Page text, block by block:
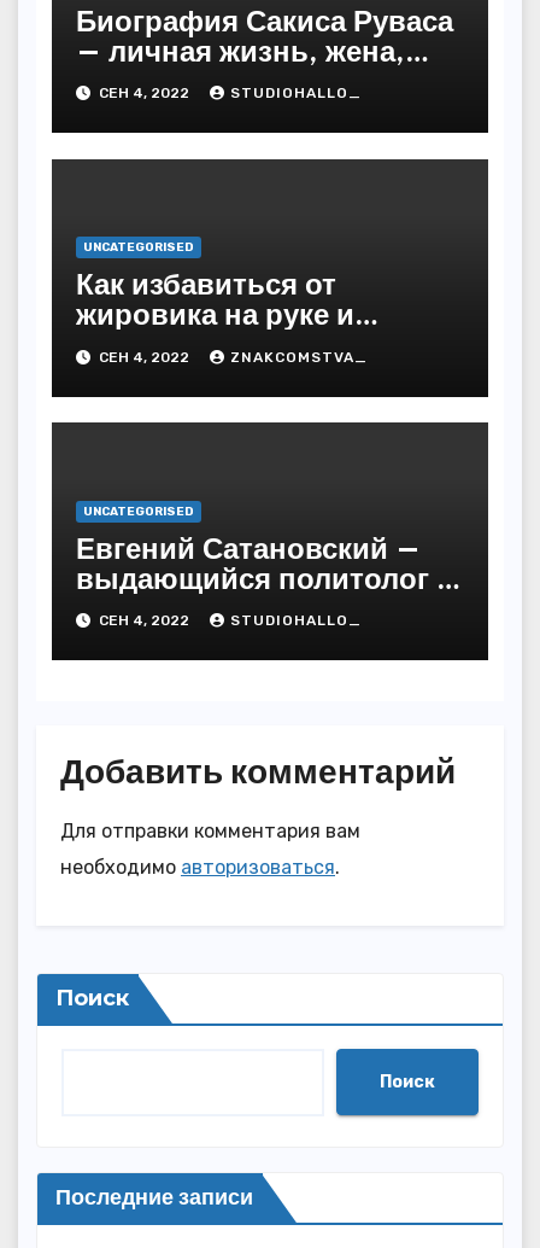
Биография Сакиса Руваса
— личная жизнь, жена,
дети. Главные моменты в
жизни и карьере
греческого певца
СЕН 4, 2022 STUDIOHALLO_
UNCATEGORISED
Как избавиться от
жировика на руке и
предупредить
последствия
СЕН 4, 2022 ZNAKCOMSTVA_
UNCATEGORISED
Евгений Сатановский —
выдающийся политолог и
публицист с бесподобной
биографией и
многочисленными
СЕН 4, 2022 STUDIOHALLO_
Добавить комментарий
Для отправки комментария вам
необходимо авторизоваться.
Поиск
Поиск
Последние записи